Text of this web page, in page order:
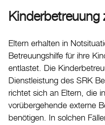
Verwaltung & Politik
Verwaltung
Stadtverwaltung
Mitarbeitende
Onlineschalter
Dienstleistungen
Kinderbetreuung
Eltern erhalten in
Betreuungshilfe für ihre
entlastet. Die
Dienstleistung des SRK
richtet sich an Eltern, die
vorübergehende externe
benötigen. In solchen